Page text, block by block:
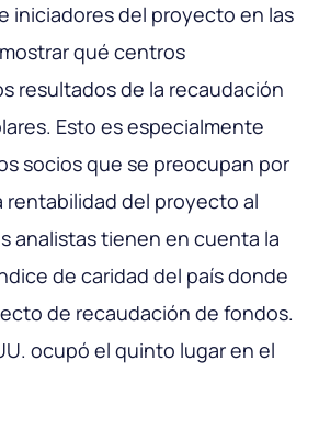
iniciadores del proyecto en las
qué centros
resultados de la recaudación
Esto es especialmente
socios que se preocupan por
rentabilidad del proyecto al
analistas tienen en cuenta la
de caridad del país donde
de recaudación de fondos.
ocupó el quinto lugar en el